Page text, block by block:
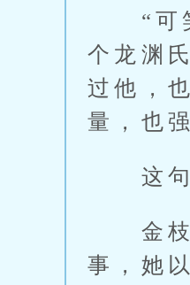
“可笑
个龙渊
过他，
量，也
这句话
金枝心
事，她